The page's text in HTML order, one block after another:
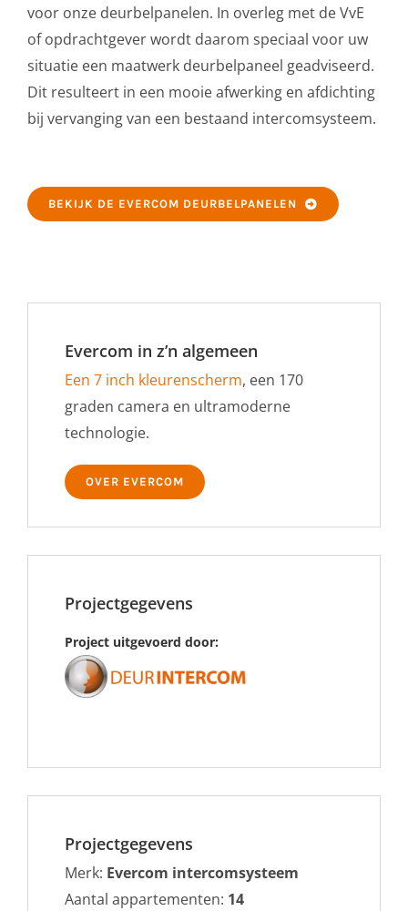
voor onze deurbelpanelen. In overleg met de VvE
of opdrachtgever wordt daarom speciaal voor uw
situatie een maatwerk deurbelpaneel geadviseerd.
Dit resulteert in een mooie afwerking en afdichting
bij vervanging van een bestaand intercomsysteem.
BEKIJK DE EVERCOM DEURBELPANELEN
Evercom in z’n algemeen
Een 7 inch kleurenscherm, een 170
graden camera en ultramoderne
technologie.
OVER EVERCOM
Projectgegevens
Project uitgevoerd door:
Projectgegevens
Merk: Evercom intercomsysteem
Aantal appartementen: 14